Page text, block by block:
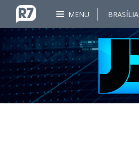
MENU BRASÍLIA